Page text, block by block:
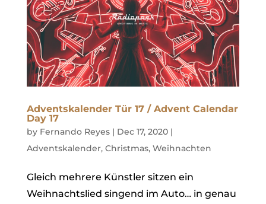
Adventskalender Tür 17 / Advent Calendar
Day 17
by Fernando Reyes| Dec 17, 2020|
Adventskalender, Christmas, Weihnachten
Gleich mehrere Künstler sitzen ein
Weihnachtslied singend im Auto… in genau